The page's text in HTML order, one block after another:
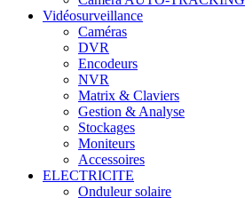
Vidéosurveillance
Caméras
DVR
Encodeurs
NVR
Matrix & Claviers
Gestion & Analyse
Stockages
Moniteurs
Accessoires
ELECTRICITE
Onduleur solaire